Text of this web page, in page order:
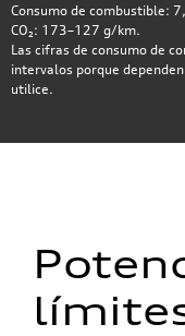
Consumo de combustible:
CO₂: 173–127 g/km.
Las cifras de consumo de
intervalos porque
utilice.